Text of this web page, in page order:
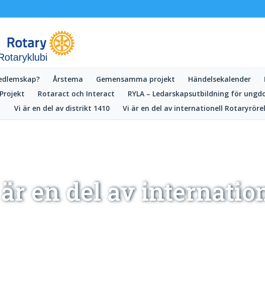
Årstema Gemensamma projekt Händelsekalender
Projekt Rotaract och Interact RYLA – Ledarskapsutbildning för
Vi är en del av distrikt 1410
Vi är en del av internationell
en del av